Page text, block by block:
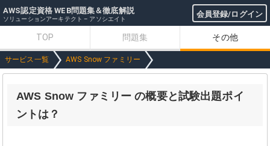
AWS認定資格 WEB問題集＆徹底解説 会員登録/ログイン
ソリューションアーキテクト – アソシエイト
TOP 問題集 その他
サービス一覧 AWS Snow ファミリー
AWS Snow ファミリー の概要と試験出題ポイ
ントは？